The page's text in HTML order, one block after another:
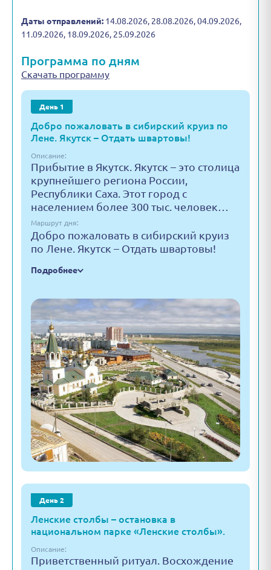
Даты отправлений: 14.08.2026, 28.08.2026, 04.09.2026,
11.09.2026, 18.09.2026, 25.09.2026
Программа по дням
Скачать программу
День 1
Добро пожаловать в сибирский круиз по
Лене. Якутск – Отдать швартовы!
Описание:
Прибытие в Якутск. Якутск – это столица
крупнейшего региона России,
Республики Саха. Этот город с
населением более 300 тыс. человек…
Маршрут дня:
Добро пожаловать в сибирский круиз
по Лене. Якутск – Отдать швартовы!
Подробнее
День 2
Ленские столбы – остановка в
национальном парке «Ленские столбы».
Описание:
Приветственный ритуал. Восхождение